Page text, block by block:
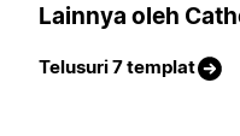
Lainnya oleh
Telusuri 7 templat